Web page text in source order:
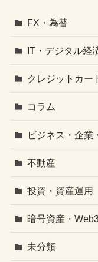
FX・為替
IT・デジタル経
クレジットカー
コラム
ビジネス・企業
不動産
投資・資産運用
暗号資産・
未分類